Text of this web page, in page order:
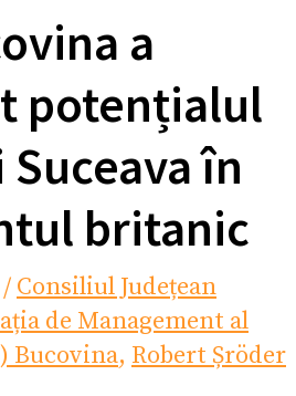
a
potențialul
în
britanic
/ Consiliul Județean
de Management al
Bucovina, Robert Șröder